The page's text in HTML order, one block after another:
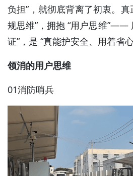
负担”，就彻底背离了初衷。
规思维”，拥抱 “用户思维”——
证”，是 “真能护安全、用着省
领消的用户思维
01消防哨兵